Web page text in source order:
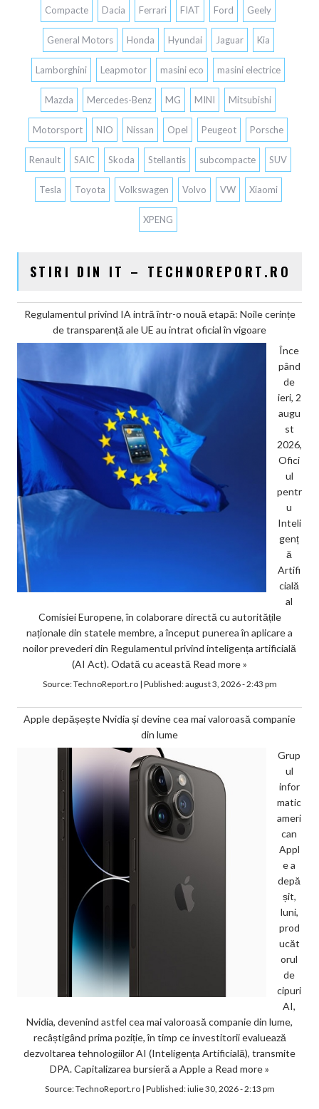
Compacte Dacia Ferrari FIAT Ford Geely
General Motors Honda Hyundai Jaguar Kia
Lamborghini Leapmotor masini eco masini electrice
Mazda Mercedes-Benz MG MINI Mitsubishi
Motorsport NIO Nissan Opel Peugeot Porsche
Renault SAIC Skoda Stellantis subcompacte SUV
Tesla Toyota Volkswagen Volvo VW Xiaomi
XPENG
STIRI DIN IT – TECHNOREPORT.RO
Regulamentul privind IA intră într-o nouă etapă: Noile cerințe
de transparență ale UE au intrat oficial în vigoare
Înce
pând
de
ieri, 2
augu
st
2026,
Ofici
ul
pentr
u
Inteli
genț
ă
Artifi
cială
al
Comisiei Europene, în colaborare directă cu autoritățile
naționale din statele membre, a început punerea în aplicare a
noilor prevederi din Regulamentul privind inteligența artificială
(AI Act). Odată cu această Read more »
Source:TechnoReport.ro| Published:august 3, 2026 - 2:43 pm
Apple depășește Nvidia și devine cea mai valoroasă companie
din lume
Grup
ul
infor
matic
ameri
can
Appl
e a
depă
șit,
luni,
prod
ucăt
orul
de
cipuri
AI,
Nvidia, devenind astfel cea mai valoroasă companie din lume,
recâștigând prima poziție, în timp ce investitorii evaluează
dezvoltarea tehnologiilor AI (Inteligența Artificială), transmite
DPA. Capitalizarea bursieră a Apple a Read more »
Source:TechnoReport.ro| Published:iulie 30, 2026 - 2:13 pm